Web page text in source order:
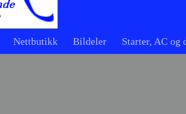
Nettbutikk Bildeler Starter, AC og